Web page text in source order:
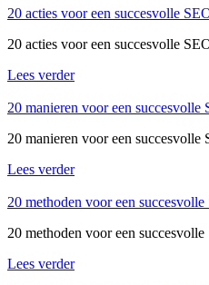
20 acties voor een succesvolle
20 acties voor een succesvolle
Lees verder
20 manieren voor een succesvolle
20 manieren voor een succesvolle
Lees verder
20 methoden voor een
20 methoden voor een
Lees verder